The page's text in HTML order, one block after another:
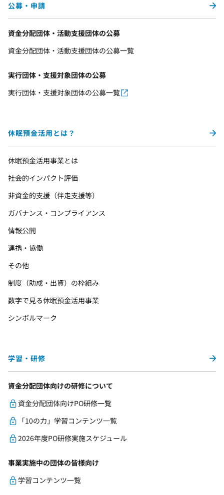
公募・申請
資金分配団体・活動支援団体の公募
資金分配団体・活動支援団体の公募一覧
実行団体・支援対象団体の公募
実行団体・支援対象団体の公募一覧
休眠預金活用とは？
休眠預金活用事業とは
社会的インパクト評価
非資金的支援（伴走支援等）
ガバナンス・コンプライアンス
情報公開
連携・協働
その他
制度（助成・出資）の枠組み
数字で見る休眠預金活用事業
シンボルマーク
学習・研修
資金分配団体向けの研修について
資金分配団体向けPO研修一覧
「10の力」学習コンテンツ一覧
2026年度PO研修実施スケジュール
事業実施中の団体の皆様向け
学習コンテンツ一覧